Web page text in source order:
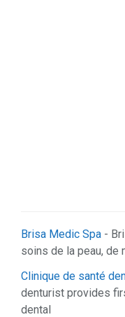
Brisa Medic Spa -
soins de la peau, de
Clinique de santé
denturist provides
dental